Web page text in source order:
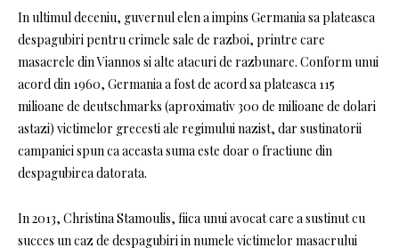
In ultimul deceniu, guvernul elen a impins Germania sa plateasca
despagubiri pentru crimele sale de razboi, printre care
masacrele din Viannos si alte atacuri de razbunare. Conform unui
acord din 1960, Germania a fost de acord sa plateasca 115
milioane de deutschmarks (aproximativ 300 de milioane de dolari
astazi) victimelor grecesti ale regimului nazist, dar sustinatorii
campaniei spun ca aceasta suma este doar o fractiune din
despagubirea datorata.
In 2013, Christina Stamoulis, fiica unui avocat care a sustinut cu
succes un caz de despagubiri in numele victimelor masacrului